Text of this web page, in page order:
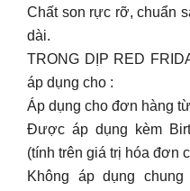
Chất son rực rỡ, chuẩn
dài.
TRONG DỊP RED
áp dụng cho :
Áp dụng cho đơn hàng
Được áp dụng kèm
(tính trên giá trị hóa đơn
Không áp dụng